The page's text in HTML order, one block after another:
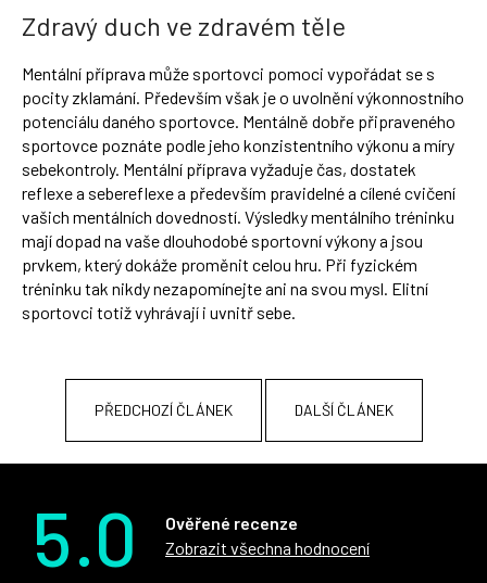
Zdravý duch ve zdravém těle
Mentální příprava může sportovci pomoci vypořádat se s
pocity zklamání. Především však je o uvolnění výkonnostního
potenciálu daného sportovce. Mentálně dobře připraveného
sportovce poznáte podle jeho konzistentního výkonu a míry
sebekontroly. Mentální příprava vyžaduje čas, dostatek
reflexe a sebereflexe a především pravidelné a cílené cvičení
vašich mentálních dovedností. Výsledky mentálního tréninku
mají dopad na vaše dlouhodobé sportovní výkony a jsou
prvkem, který dokáže proměnit celou hru. Při fyzickém
tréninku tak nikdy nezapomínejte ani na svou mysl. Elitní
sportovci totiž vyhrávají i uvnitř sebe.
PŘEDCHOZÍ ČLÁNEK DALŠÍ ČLÁNEK
5.0
Ověřené recenze
Zobrazit všechna hodnocení